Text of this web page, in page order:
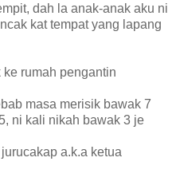
dah la anak-anak aku ni
kat tempat yang lapang
rumah pengantin
masa merisik bawak 7
ni kali nikah bawak 3 je
a.k.a ketua